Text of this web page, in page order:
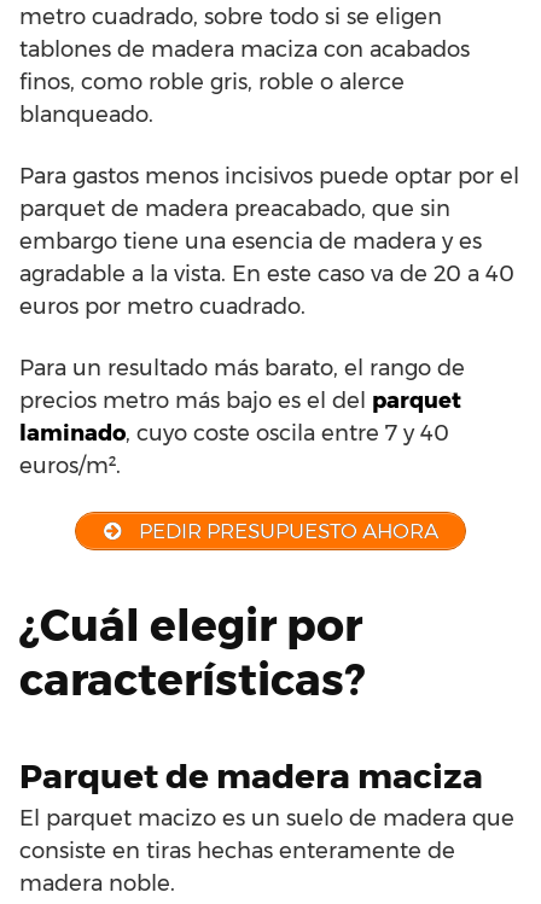
metro cuadrado, sobre todo si se eligen
tablones de madera maciza con acabados
finos, como roble gris, roble o alerce
blanqueado.
Para gastos menos incisivos puede optar por el
parquet de madera preacabado, que sin
embargo tiene una esencia de madera y es
agradable a la vista. En este caso va de 20 a 40
euros por metro cuadrado.
Para un resultado más barato, el rango de
precios metro más bajo es el del parquet
laminado, cuyo coste oscila entre 7 y 40
euros/m².
PEDIR PRESUPUESTO AHORA
¿Cuál elegir por
características?
Parquet de madera maciza
El parquet macizo es un suelo de madera que
consiste en tiras hechas enteramente de
madera noble.